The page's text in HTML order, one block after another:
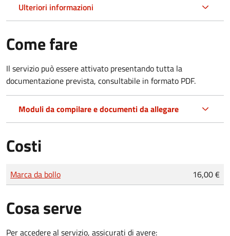
Ulteriori informazioni
Come fare
Il servizio può essere attivato presentando tutta la
documentazione prevista, consultabile in formato PDF.
Moduli da compilare e documenti da allegare
Costi
Tipo di pagamento
Importo
Marca da bollo 16,00 €
Cosa serve
Per accedere al servizio, assicurati di avere: